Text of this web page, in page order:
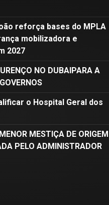
reforça bases do MPLA
mobilizadora e
2027
NO DUBAIPARA A
o Hospital Geral dos
MESTIÇA DE ORIGEM
PELO ADMINISTRADOR